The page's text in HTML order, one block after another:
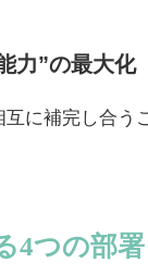
力”の最大化
に補完し合う
4つの部署